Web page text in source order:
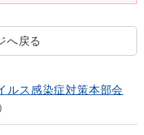
へ戻る
ルス感染症対策本部会